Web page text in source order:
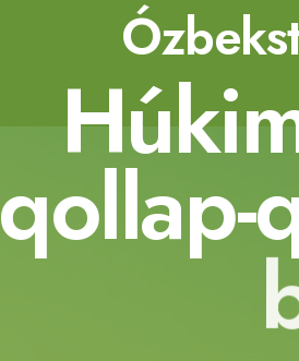
Húki
qollap-